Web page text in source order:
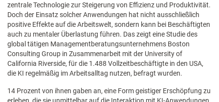
zentrale Technologie zur Steigerung von Effizienz und Produktivität.
Doch der Einsatz solcher Anwendungen hat nicht ausschließlich
positive Effekte auf die Arbeitswelt, sondern kann bei Beschäftigten
auch zu mentaler Überlastung führen. Das zeigt eine Studie des
global tätigen Managementberatungsunternehmens Boston
Consulting Group in Zusammenarbeit mit der University of
California Riverside, für die 1.488 Vollzeitbeschäftigte in den USA,
die KI regelmäßig im Arbeitsalltag nutzen, befragt wurden.
14 Prozent von ihnen gaben an, eine Form geistiger Erschöpfung zu